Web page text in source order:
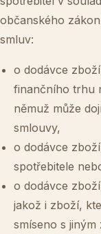
občanského
smluv:
o dodávce
finančního trhu
němuž může
smlouvy,
o dodávce
spotřebitele
o dodávce
jakož i zboží,
smíseno s jiným